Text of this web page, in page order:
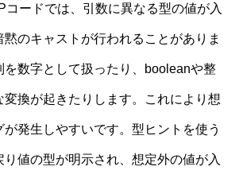
コードでは、引数に異なる型の値が入
黙のキャストが行われることがありま
を数字として扱ったり、booleanや整
変換が起きたりします。これにより想
発生しやすいです。型ヒントを使う
り値の型が明示され、想定外の値が入